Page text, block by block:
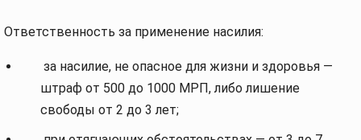
Ответственность за применение насилия:
за насилие, не опасное для жизни и здоровья —
штраф от 500 до 1000 МРП, либо лишение
свободы от 2 до 3 лет;